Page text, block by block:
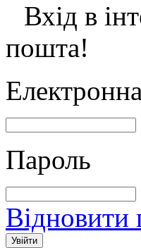
Вхід в
пошта!
Пароль
Відновити